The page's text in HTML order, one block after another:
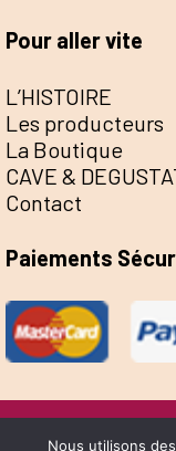
Pour aller vite
L’HISTOIRE
Les producteurs
La Boutique
CAVE &
Contact
Paiements
@Escale de la
Nous utilisons